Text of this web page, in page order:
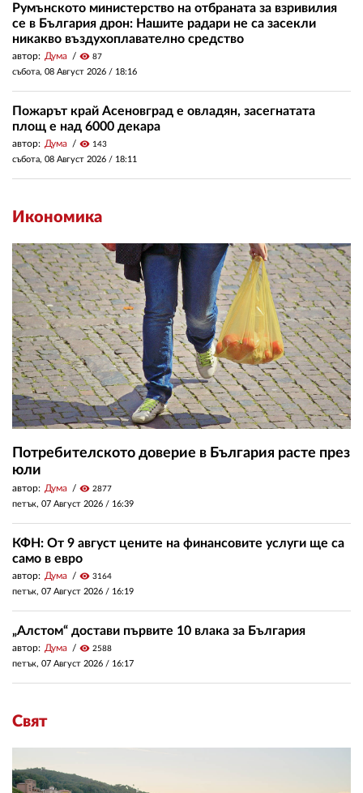
Румънското министерство на отбраната за взривилия
се в България дрон: Нашите радари не са засекли
никакво въздухоплавателно средство
автор: Дума visibility 87
събота, 08 Август 2026 / 18:16
Пожарът край Асеновград е овладян, засегнатата
площ е над 6000 декара
автор: Дума visibility 143
събота, 08 Август 2026 / 18:11
Икономика
Потребителското доверие в България расте през
юли
автор: Дума visibility 2877
петък, 07 Август 2026 / 16:39
КФН: От 9 август цените на финансовите услуги ще са
само в евро
автор: Дума visibility 3164
петък, 07 Август 2026 / 16:19
„Алстом“ достави първите 10 влака за България
автор: Дума visibility 2588
петък, 07 Август 2026 / 16:17
Свят